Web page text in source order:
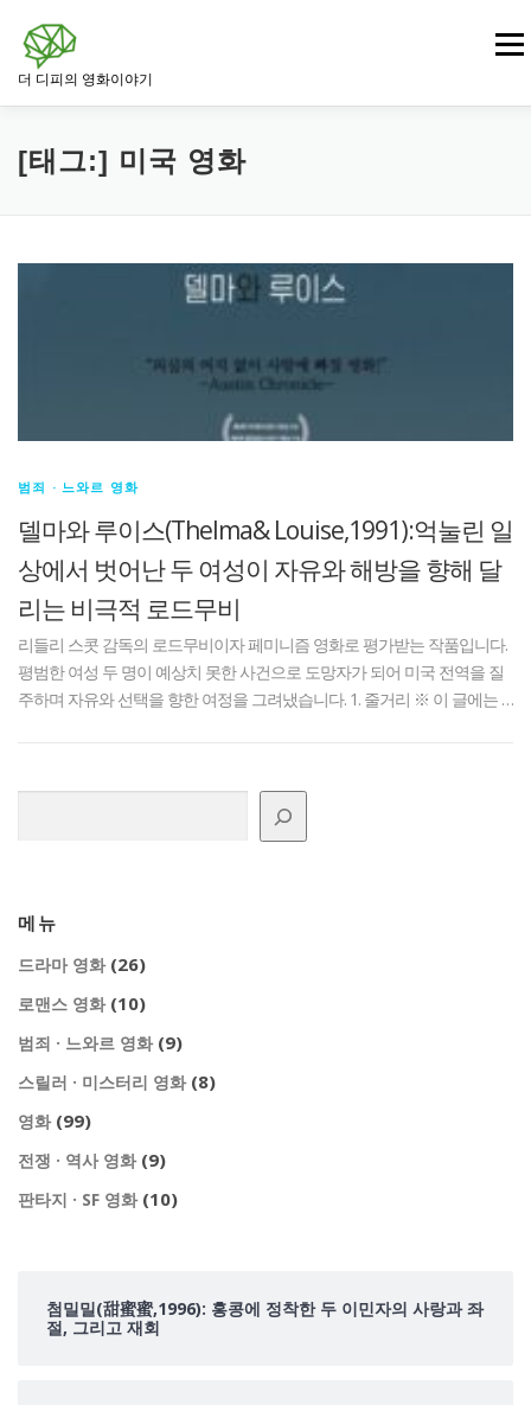
바
더 디피의 영화이야기
메뉴
영화 드라마 영화 범죄 · 느와르 영화
[태그:] 미국 영화
범죄 · 느와르 영화
델마와 루이스(Thelma& Louise,1991):억눌린 일
상에서 벗어난 두 여성이 자유와 해방을 향해 달
리는 비극적 로드무비
리들리 스콧 감독의 로드무비이자 페미니즘 영화로 평가받는 작품입니다.
평범한 여성 두 명이 예상치 못한 사건으로 도망자가 되어 미국 전역을 질
주하며 자유와 선택을 향한 여정을 그려냈습니다. 1. 줄거리 ※ 이 글에는 …
메뉴
드라마 영화(26)
로맨스 영화(10)
범죄 · 느와르 영화(9)
스릴러 · 미스터리 영화(8)
영화(99)
전쟁 · 역사 영화(9)
판타지 · SF 영화(10)
첨밀밀(甜蜜蜜,1996): 홍콩에 정착한 두 이민자의 사랑과 좌
절, 그리고 재회